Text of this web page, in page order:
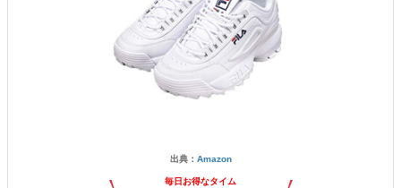
出典： Amazon
毎日お得なタイム